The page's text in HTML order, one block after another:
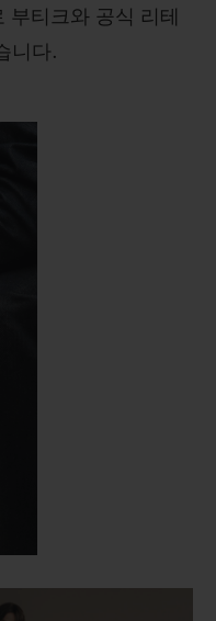
티크와 공식 리테
니다.